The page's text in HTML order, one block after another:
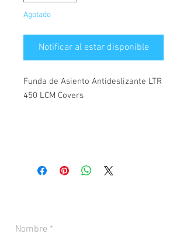
Agotado
Notificar al estar disponible
Funda de Asiento Antideslizante LTR
450 LCM Covers